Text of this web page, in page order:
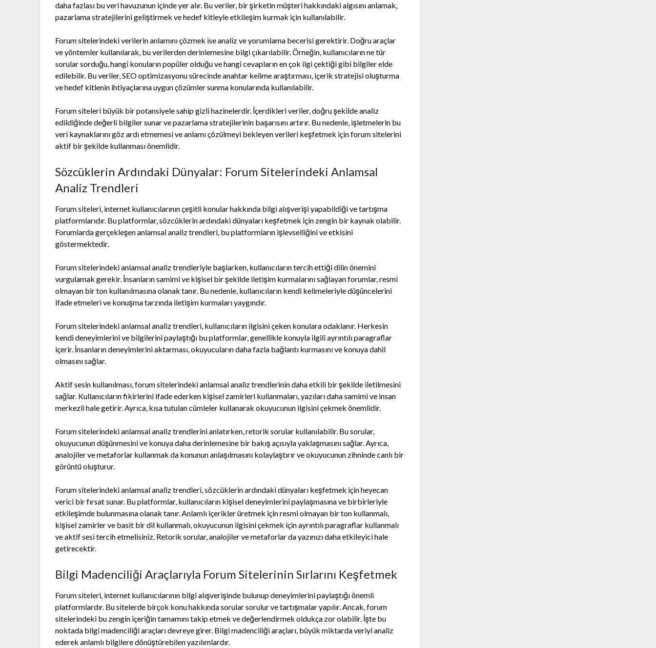
daha fazlası bu veri havuzunun içinde yer alır. Bu veriler, bir şirketin müşteri hakkındaki algısını anlamak,
pazarlama stratejilerini geliştirmek ve hedef kitleyle etkileşim kurmak için kullanılabilir.
Forum sitelerindeki verilerin anlamını çözmek ise analiz ve yorumlama becerisi gerektirir. Doğru araçlar
ve yöntemler kullanılarak, bu verilerden derinlemesine bilgi çıkarılabilir. Örneğin, kullanıcıların ne tür
sorular sorduğu, hangi konuların popüler olduğu ve hangi cevapların en çok ilgi çektiği gibi bilgiler elde
edilebilir. Bu veriler, SEO optimizasyonu sürecinde anahtar kelime araştırması, içerik stratejisi oluşturma
ve hedef kitlenin ihtiyaçlarına uygun çözümler sunma konularında kullanılabilir.
Forum siteleri büyük bir potansiyele sahip gizli hazinelerdir. İçerdikleri veriler, doğru şekilde analiz
edildiğinde değerli bilgiler sunar ve pazarlama stratejilerinin başarısını artırır. Bu nedenle, işletmelerin bu
veri kaynaklarını göz ardı etmemesi ve anlamı çözülmeyi bekleyen verileri keşfetmek için forum sitelerini
aktif bir şekilde kullanması önemlidir.
Sözcüklerin Ardındaki Dünyalar: Forum Sitelerindeki Anlamsal
Analiz Trendleri
Forum siteleri, internet kullanıcılarının çeşitli konular hakkında bilgi alışverişi yapabildiği ve tartışma
platformlarıdır. Bu platformlar, sözcüklerin ardındaki dünyaları keşfetmek için zengin bir kaynak olabilir.
Forumlarda gerçekleşen anlamsal analiz trendleri, bu platformların işlevselliğini ve etkisini
göstermektedir.
Forum sitelerindeki anlamsal analiz trendleriyle başlarken, kullanıcıların tercih ettiği dilin önemini
vurgulamak gerekir. İnsanların samimi ve kişisel bir şekilde iletişim kurmalarını sağlayan forumlar, resmi
olmayan bir ton kullanılmasına olanak tanır. Bu nedenle, kullanıcıların kendi kelimeleriyle düşüncelerini
ifade etmeleri ve konuşma tarzında iletişim kurmaları yaygındır.
Forum sitelerindeki anlamsal analiz trendleri, kullanıcıların ilgisini çeken konulara odaklanır. Herkesin
kendi deneyimlerini ve bilgilerini paylaştığı bu platformlar, genellikle konuyla ilgili ayrıntılı paragraflar
içerir. İnsanların deneyimlerini aktarması, okuyucuların daha fazla bağlantı kurmasını ve konuya dahil
olmasını sağlar.
Aktif sesin kullanılması, forum sitelerindeki anlamsal analiz trendlerinin daha etkili bir şekilde iletilmesini
sağlar. Kullanıcıların fikirlerini ifade ederken kişisel zamirleri kullanmaları, yazıları daha samimi ve insan
merkezli hale getirir. Ayrıca, kısa tutulan cümleler kullanarak okuyucunun ilgisini çekmek önemlidir.
Forum sitelerindeki anlamsal analiz trendlerini anlatırken, retorik sorular kullanılabilir. Bu sorular,
okuyucunun düşünmesini ve konuya daha derinlemesine bir bakış açısıyla yaklaşmasını sağlar. Ayrıca,
analojiler ve metaforlar kullanmak da konunun anlaşılmasını kolaylaştırır ve okuyucunun zihninde canlı bir
görüntü oluşturur.
Forum sitelerindeki anlamsal analiz trendleri, sözcüklerin ardındaki dünyaları keşfetmek için heyecan
verici bir fırsat sunar. Bu platformlar, kullanıcıların kişisel deneyimlerini paylaşmasına ve birbirleriyle
etkileşimde bulunmasına olanak tanır. Anlamlı içerikler üretmek için resmi olmayan bir ton kullanmalı,
kişisel zamirler ve basit bir dil kullanmalı, okuyucunun ilgisini çekmek için ayrıntılı paragraflar kullanmalı
ve aktif sesi tercih etmelisiniz. Retorik sorular, analojiler ve metaforlar da yazınızı daha etkileyici hale
getirecektir.
Bilgi Madenciliği Araçlarıyla Forum Sitelerinin Sırlarını Keşfetmek
Forum siteleri, internet kullanıcılarının bilgi alışverişinde bulunup deneyimlerini paylaştığı önemli
platformlardır. Bu sitelerde birçok konu hakkında sorular sorulur ve tartışmalar yapılır. Ancak, forum
sitelerindeki bu zengin içeriğin tamamını takip etmek ve değerlendirmek oldukça zor olabilir. İşte bu
noktada bilgi madenciliği araçları devreye girer. Bilgi madenciliği araçları, büyük miktarda veriyi analiz
ederek anlamlı bilgilere dönüştürebilen yazılımlardır.